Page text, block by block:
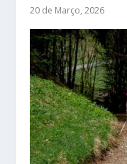
20 de Março, 2026